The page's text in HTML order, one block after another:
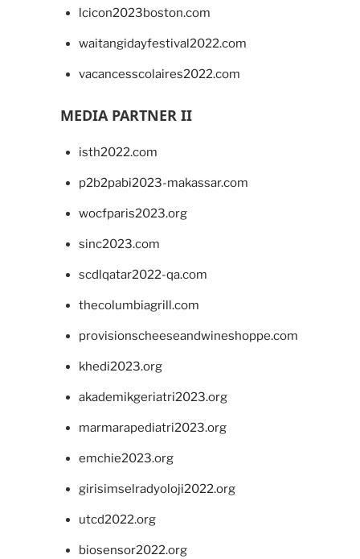
lcicon2023boston.com
waitangidayfestival2022.com
vacancesscolaires2022.com
MEDIA PARTNER II
isth2022.com
p2b2pabi2023-makassar.com
wocfparis2023.org
sinc2023.com
scdlqatar2022-qa.com
thecolumbiagrill.com
provisionscheeseandwineshoppe.com
khedi2023.org
akademikgeriatri2023.org
marmarapediatri2023.org
emchie2023.org
girisimselradyoloji2022.org
utcd2022.org
biosensor2022.org